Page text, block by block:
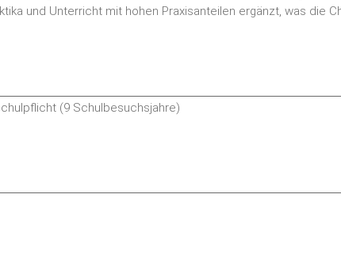
und Unterricht mit hohen Praxisanteilen ergänzt, was die
(9 Schulbesuchsjahre)